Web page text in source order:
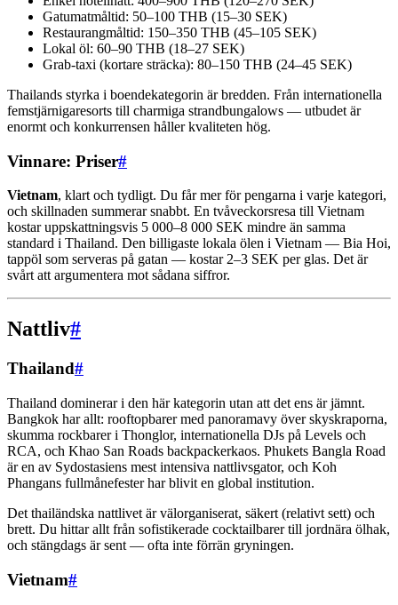
Gatumatmåltid: 50–100 THB (15–30 SEK)
Restaurangmåltid: 150–350 THB (45–105 SEK)
Lokal öl: 60–90 THB (18–27 SEK)
Grab-taxi (kortare sträcka): 80–150 THB (24–45 SEK)
Thailands styrka i boendekategorin är bredden. Från internationella
femstjärnigaresorts till charmiga strandbungalows — utbudet är
enormt och konkurrensen håller kvaliteten hög.
Vinnare: Priser#
Vietnam, klart och tydligt. Du får mer för pengarna i varje kategori,
och skillnaden summerar snabbt. En tvåveckorsresa till Vietnam
kostar uppskattningsvis 5 000–8 000 SEK mindre än samma
standard i Thailand. Den billigaste lokala ölen i Vietnam — Bia Hoi,
tappöl som serveras på gatan — kostar 2–3 SEK per glas. Det är
svårt att argumentera mot sådana siffror.
Nattliv#
Thailand#
Thailand dominerar i den här kategorin utan att det ens är jämnt.
Bangkok har allt: rooftopbarer med panoramavy över skyskraporna,
skumma rockbarer i Thonglor, internationella DJs på Levels och
RCA, och Khao San Roads backpackerkaos. Phukets Bangla Road
är en av Sydostasiens mest intensiva nattlivsgator, och Koh
Phangans fullmånefester har blivit en global institution.
Det thailändska nattlivet är välorganiserat, säkert (relativt sett) och
brett. Du hittar allt från sofistikerade cocktailbarer till jordnära ölhak,
och stängdags är sent — ofta inte förrän gryningen.
Vietnam#